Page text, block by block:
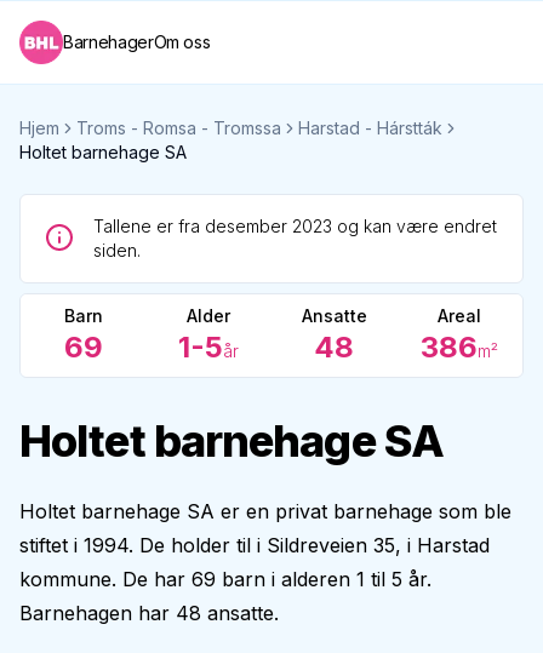
BarnehagerOm oss
Hjem Troms - Romsa - Tromssa
Harstad - Hárstták
Holtet barnehage SA
Tallene er fra desember 2023 og kan være endret
siden.
Barn
69
Alder
1-5år
Ansatte
48
Areal
386m²
Holtet barnehage SA
Holtet barnehage SA er en privat barnehage som ble
stiftet i 1994. De holder til i Sildreveien 35, i Harstad
kommune. De har 69 barn i alderen 1 til 5 år.
Barnehagen har 48 ansatte.